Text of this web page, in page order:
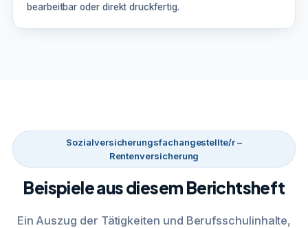
bearbeitbar oder direkt druckfertig.
Sozialversicherungsfachangestellte/r –
Rentenversicherung
Beispiele aus diesem Berichtsheft
Ein Auszug der Tätigkeiten und Berufsschulinhalte,